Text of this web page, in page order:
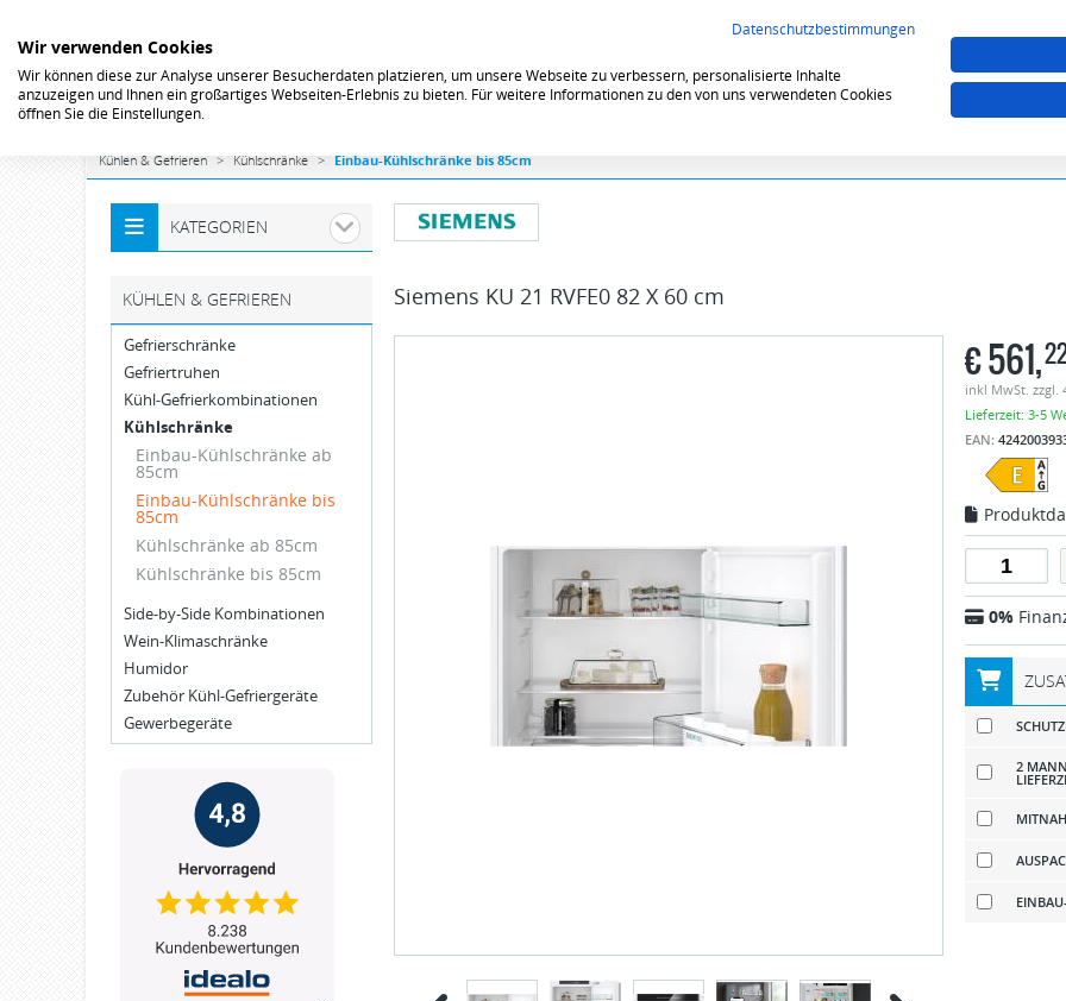
VERGLEICHEN (0)
Kühlen & Gefrieren Kühlschränke Einbau-Kühlschränke bis 85cm
KATEGORIEN
Siemens KU 21 RVFE0 82 X 60 cm
€561,
inkl MwSt. zzgl.
Lieferzeit: 3-5
EAN:
0%
2
KÜHLEN & GEFRIEREN
Gefrierschränke
Gefriertruhen
Kühl-Gefrierkombinationen
Kühlschränke
Einbau-Kühlschränke ab
85cm
Einbau-Kühlschränke bis
85cm
Kühlschränke ab 85cm
Kühlschränke bis 85cm
Side-by-Side Kombinationen
Wein-Klimaschränke
Humidor
Zubehör Kühl-Gefriergeräte
Gewerbegeräte
Datenschutzbestimmungen
Wir verwenden Cookies
Wir können diese zur Analyse unserer Besucherdaten platzieren, um unsere Webseite zu verbessern, personalisierte Inhalte
anzuzeigen und Ihnen ein großartiges Webseiten-Erlebnis zu bieten. Für weitere Informationen zu den von uns verwendeten Cookies
öffnen Sie die Einstellungen.